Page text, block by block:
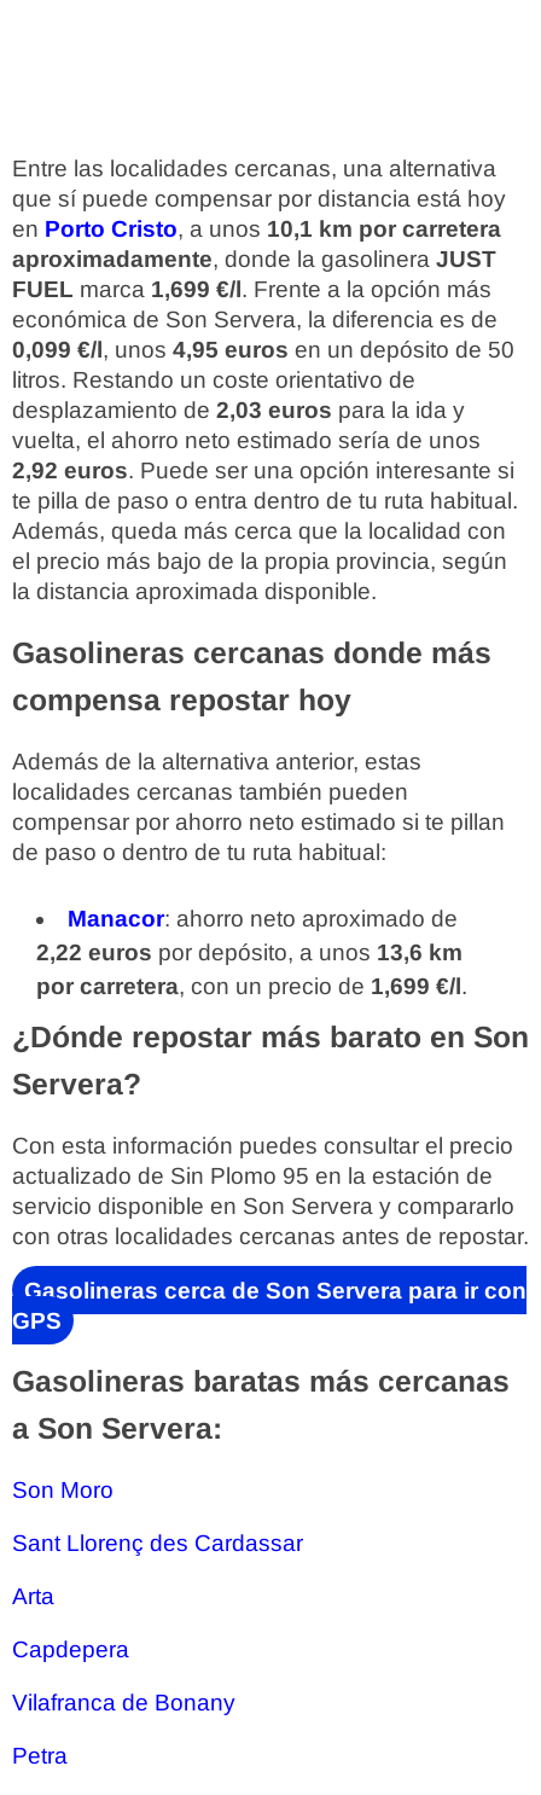
Entre las localidades cercanas, una alternativa
que sí puede compensar por distancia está hoy
en Porto Cristo, a unos 10,1 km por carretera
aproximadamente, donde la gasolinera JUST
FUEL marca 1,699 €/l. Frente a la opción más
económica de Son Servera, la diferencia es de
0,099 €/l, unos 4,95 euros en un depósito de 50
litros. Restando un coste orientativo de
desplazamiento de 2,03 euros para la ida y
vuelta, el ahorro neto estimado sería de unos
2,92 euros. Puede ser una opción interesante si
te pilla de paso o entra dentro de tu ruta habitual.
Además, queda más cerca que la localidad con
el precio más bajo de la propia provincia, según
la distancia aproximada disponible.
Gasolineras cercanas donde más
compensa repostar hoy
Además de la alternativa anterior, estas
localidades cercanas también pueden
compensar por ahorro neto estimado si te pillan
de paso o dentro de tu ruta habitual:
Manacor: ahorro neto aproximado de
2,22 euros por depósito, a unos 13,6 km
por carretera, con un precio de 1,699 €/l.
¿Dónde repostar más barato en Son
Servera?
Con esta información puedes consultar el precio
actualizado de Sin Plomo 95 en la estación de
servicio disponible en Son Servera y compararlo
con otras localidades cercanas antes de repostar.
Gasolineras cerca de Son Servera para ir con
GPS
Gasolineras baratas más cercanas
a Son Servera:
Son Moro
Sant Llorenç des Cardassar
Arta
Capdepera
Vilafranca de Bonany
Petra